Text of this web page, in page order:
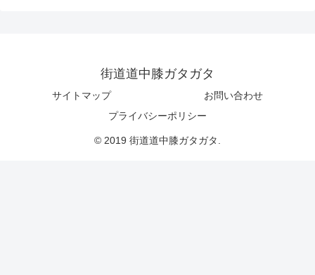
街道道中膝ガタガタ
サイトマップ
お問い合わせ
プライバシーポリシー
© 2019 街道道中膝ガタガタ.